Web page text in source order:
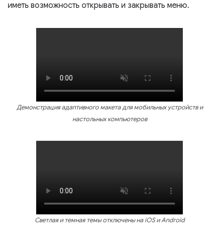
иметь возможность открывать и закрывать меню.
Демонстрация адаптивного макета для мобильных устройств и
настольных компьютеров
Светлая и темная темы отключены на iOS и Android